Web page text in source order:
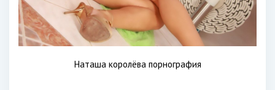
Наташа королёва порнография